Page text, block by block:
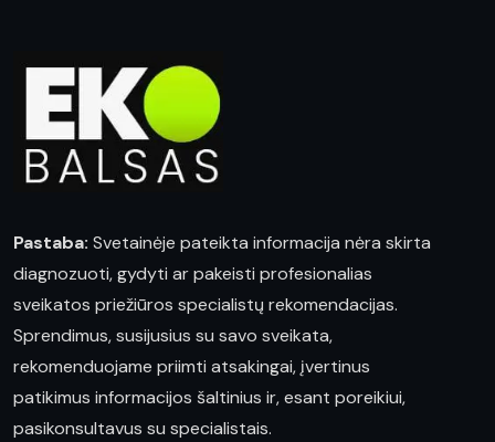
Pastaba: Svetainėje pateikta informacija nėra skirta
diagnozuoti, gydyti ar pakeisti profesionalias
sveikatos priežiūros specialistų rekomendacijas.
Sprendimus, susijusius su savo sveikata,
rekomenduojame priimti atsakingai, įvertinus
patikimus informacijos šaltinius ir, esant poreikiui,
pasikonsultavus su specialistais.